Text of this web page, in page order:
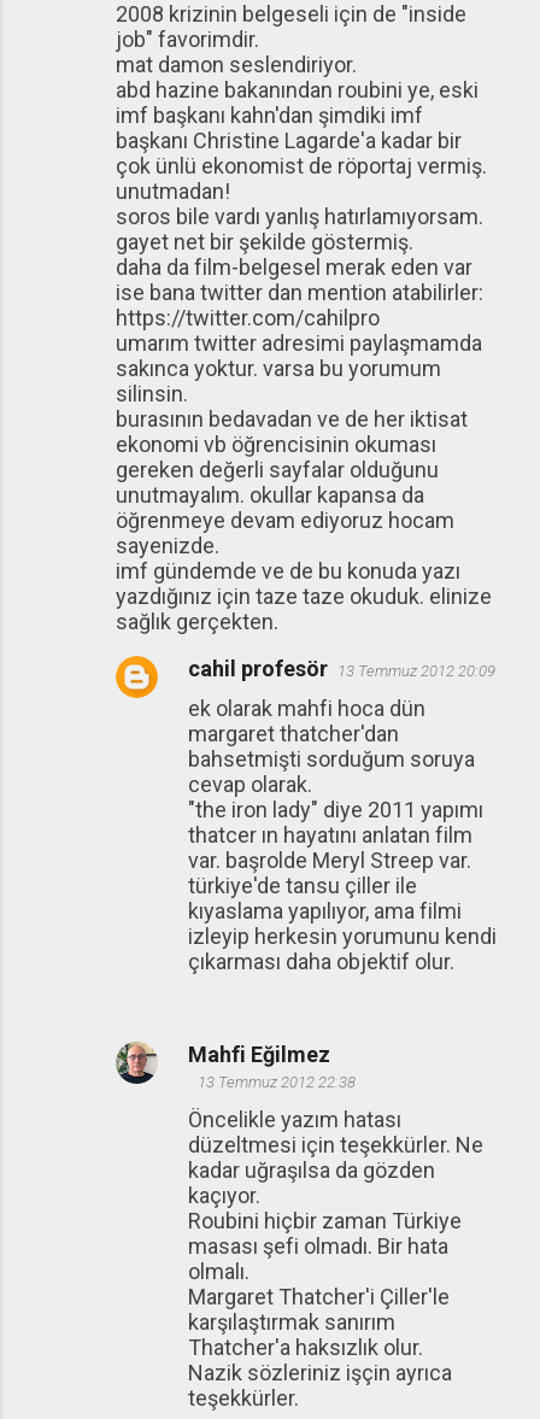
2008 krizinin belgeseli için de "inside
job" favorimdir.
mat damon seslendiriyor.
abd hazine bakanından roubini ye, eski
imf başkanı kahn'dan şimdiki imf
başkanı Christine Lagarde'a kadar bir
çok ünlü ekonomist de röportaj vermiş.
unutmadan!
soros bile vardı yanlış hatırlamıyorsam.
gayet net bir şekilde göstermiş.
daha da film-belgesel merak eden var
ise bana twitter dan mention atabilirler:
https://twitter.com/cahilpro
umarım twitter adresimi paylaşmamda
sakınca yoktur. varsa bu yorumum
silinsin.
burasının bedavadan ve de her iktisat
ekonomi vb öğrencisinin okuması
gereken değerli sayfalar olduğunu
unutmayalım. okullar kapansa da
öğrenmeye devam ediyoruz hocam
sayenizde.
imf gündemde ve de bu konuda yazı
yazdığınız için taze taze okuduk. elinize
sağlık gerçekten.
cahil profesör
13 Temmuz 2012 20:09
ek olarak mahfi hoca dün
margaret thatcher'dan
bahsetmişti sorduğum soruya
cevap olarak.
"the iron lady" diye 2011 yapımı
thatcer ın hayatını anlatan film
var. başrolde Meryl Streep var.
türkiye'de tansu çiller ile
kıyaslama yapılıyor, ama filmi
izleyip herkesin yorumunu kendi
çıkarması daha objektif olur.
Mahfi Eğilmez
13 Temmuz 2012 22:38
Öncelikle yazım hatası
düzeltmesi için teşekkürler. Ne
kadar uğraşılsa da gözden
kaçıyor.
Roubini hiçbir zaman Türkiye
masası şefi olmadı. Bir hata
olmalı.
Margaret Thatcher'i Çiller'le
karşılaştırmak sanırım
Thatcher'a haksızlık olur.
Nazik sözleriniz işçin ayrıca
teşekkürler.